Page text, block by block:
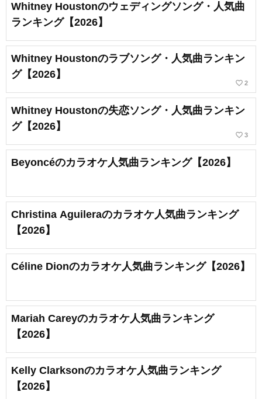
Whitney Houstonのウェディングソング・人気曲
ランキング【2026】
Whitney Houstonのラブソング・人気曲ランキン
グ【2026】
favorite_border 2
Whitney Houstonの失恋ソング・人気曲ランキン
グ【2026】
favorite_border 3
Beyoncéのカラオケ人気曲ランキング【2026】
Christina Aguileraのカラオケ人気曲ランキング
【2026】
Céline Dionのカラオケ人気曲ランキング【2026】
Mariah Careyのカラオケ人気曲ランキング
【2026】
Kelly Clarksonのカラオケ人気曲ランキング
【2026】